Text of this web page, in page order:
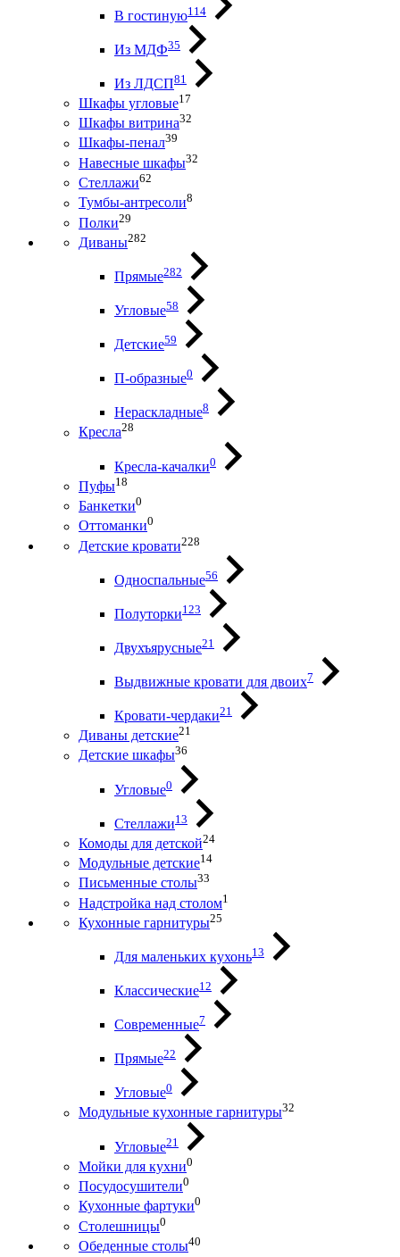
В гостиную114
Из МДФ35
Из ЛДСП81
Шкафы угловые17
Шкафы витрина32
Шкафы-пенал39
Навесные шкафы32
Стеллажи62
Тумбы-антресоли8
Полки29
Диваны282
Прямые282
Угловые58
Детские59
П-образные0
Нераскладные8
Кресла28
Кресла-качалки0
Пуфы18
Банкетки0
Оттоманки0
Детские кровати228
Односпальные56
Полуторки123
Двухъярусные21
Выдвижные кровати для двоих7
Кровати-чердаки21
Диваны детские21
Детские шкафы36
Угловые0
Стеллажи13
Комоды для детской24
Модульные детские14
Письменные столы33
Надстройка над столом1
Кухонные гарнитуры25
Для маленьких кухонь13
Классические12
Современные7
Прямые22
Угловые0
Модульные кухонные гарнитуры32
Угловые21
Мойки для кухни0
Посудосушители0
Кухонные фартуки0
Столешницы0
Обеденные столы40